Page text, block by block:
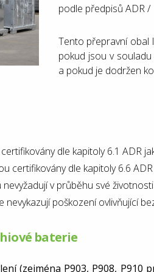
podle předpisů ADR
Tento přepravní obal
pokud jsou v
a pokud je dodržen
dle kapitoly 6.1 ADR
certifikovány dle kapitoly 6.6
v průběhu své
nevykazují poškození ovlivňující
baterie
(zejména P903, P908, P910